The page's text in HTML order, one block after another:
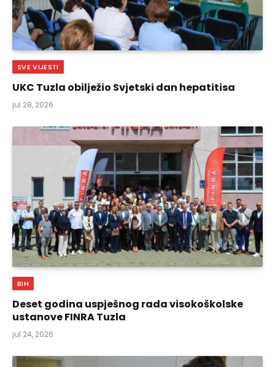
SVE VIJESTI
UKC Tuzla obilježio Svjetski dan hepatitisa
jul 28, 2026
BIH
Deset godina uspješnog rada visokoškolske
ustanove FINRA Tuzla
jul 24, 2026